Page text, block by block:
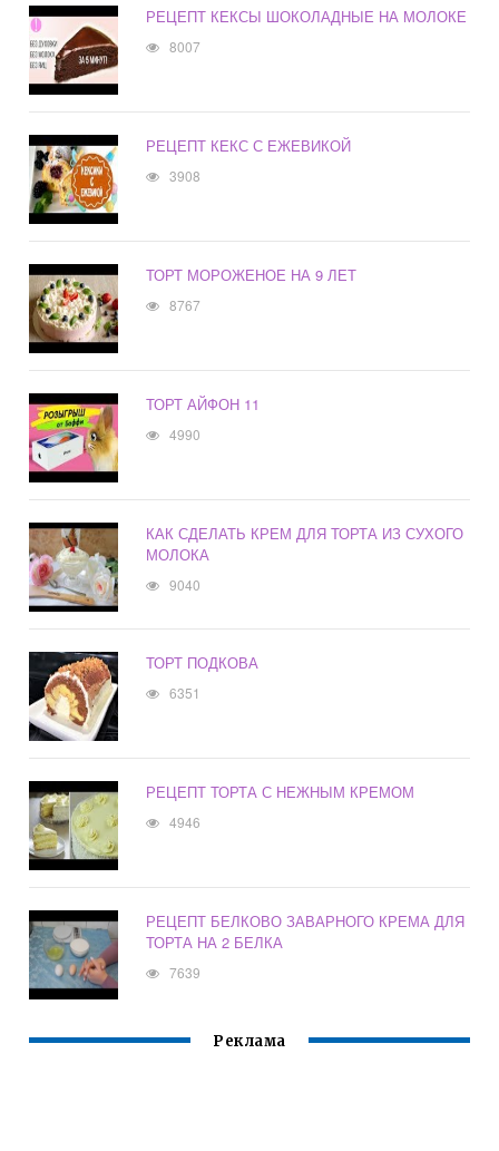
РЕЦЕПТ КЕКСЫ ШОКОЛАДНЫЕ НА МОЛОКЕ
8007
РЕЦЕПТ КЕКС С ЕЖЕВИКОЙ
3908
ТОРТ МОРОЖЕНОЕ НА 9 ЛЕТ
8767
ТОРТ АЙФОН 11
4990
КАК СДЕЛАТЬ КРЕМ ДЛЯ ТОРТА ИЗ СУХОГО
МОЛОКА
9040
ТОРТ ПОДКОВА
6351
РЕЦЕПТ ТОРТА С НЕЖНЫМ КРЕМОМ
4946
РЕЦЕПТ БЕЛКОВО ЗАВАРНОГО КРЕМА ДЛЯ
ТОРТА НА 2 БЕЛКА
7639
Реклама